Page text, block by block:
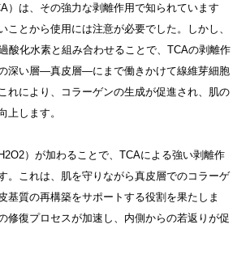
）は、その強力な剥離作用で知られています
ことから使用には注意が必要でした。しかし、
酸化水素と組み合わせることで、TCAの剥離作
深い層—真皮層—にまで働きかけて線維芽細胞
れにより、コラーゲンの生成が促進され、肌の
上します。
）が加わることで、TCAによる強い剥離作
。これは、肌を守りながら真皮層でのコラーゲ
基質の再構築をサポートする役割を果たしま
修復プロセスが加速し、内側からの若返りが促